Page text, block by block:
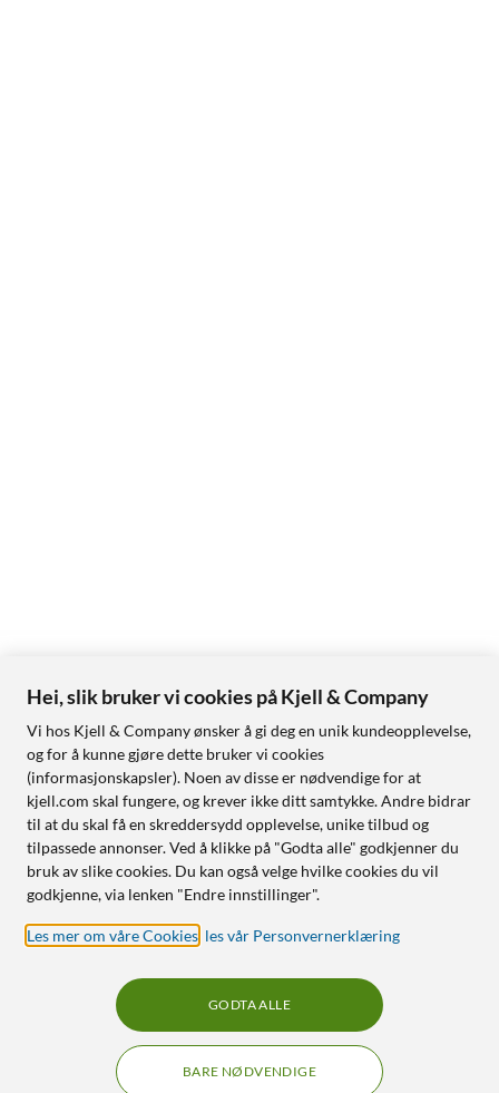
Hei, slik bruker vi cookies på Kjell & Company
Vi hos Kjell & Company ønsker å gi deg en unik kundeopplevelse,
og for å kunne gjøre dette bruker vi cookies
(informasjonskapsler). Noen av disse er nødvendige for at
kjell.com skal fungere, og krever ikke ditt samtykke. Andre bidrar
til at du skal få en skreddersydd opplevelse, unike tilbud og
tilpassede annonser. Ved å klikke på "Godta alle" godkjenner du
bruk av slike cookies. Du kan også velge hvilke cookies du vil
godkjenne, via lenken "Endre innstillinger".
Les mer om våre Cookies les vår Personvernerklæring
BARE NØDVENDIGE
GODTA ALLE